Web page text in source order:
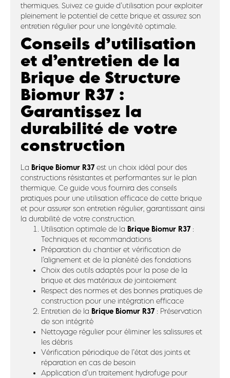
thermiques. Suivez ce guide d’utilisation pour exploiter
pleinement le potentiel de cette brique et assurez son
entretien régulier pour une longévité optimale.
Conseils d’utilisation
et d’entretien de la
Brique de Structure
Biomur R37 :
Garantissez la
durabilité de votre
construction
La Brique Biomur R37est un choix idéal pour des
constructions résistantes et performantes sur le plan
thermique. Ce guide vous fournira des conseils
pratiques pour une utilisation efficace de cette brique
et pour assurer son entretien régulier, garantissant ainsi
la durabilité de votre construction.
Utilisation optimale de la Brique Biomur R37:
Techniques et recommandations
Préparation du chantier et vérification de
l’alignement et de la planéité des fondations
Choix des outils adaptés pour la pose de la
brique et des matériaux de jointoiement
Respect des normes et des bonnes pratiques de
construction pour une intégration efficace
Entretien de la Brique Biomur R37: Préservation
de son intégrité
Nettoyage régulier pour éliminer les salissures et
les débris
Vérification périodique de l’état des joints et
réparation en cas de besoin
Application d’un traitement hydrofuge pour